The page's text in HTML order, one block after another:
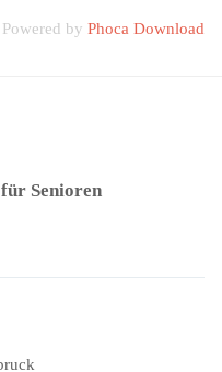
Powered by Phoca Download
Senioren